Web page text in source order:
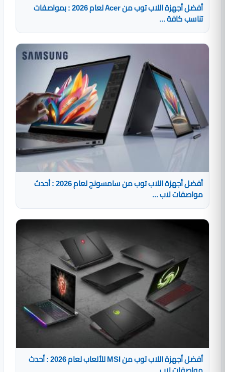
أفضل أجهزة اللاب توب من Acer لعام 2026 : بمواصفات
تناسب كافة ...
أفضل أجهزة اللاب توب من سامسونج لعام 2026 : أحدث
مواصفات لاب ...
أفضل أجهزة اللاب توب من MSI للألعاب لعام 2026 : أحدث